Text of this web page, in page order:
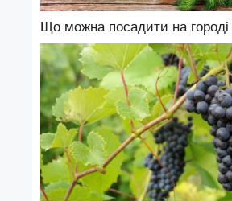
Що можна посадити на городі